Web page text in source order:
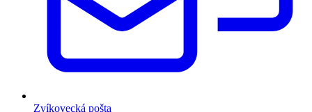
Zvíkovecká pošta